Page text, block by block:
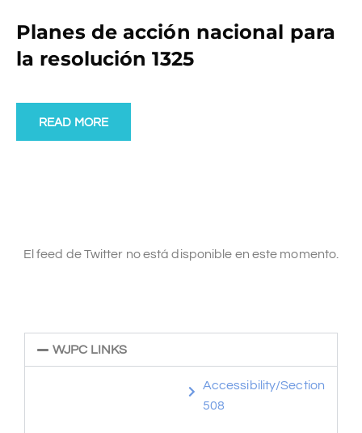
Planes de acción nacional para
la resolución 1325
READ MORE
El feed de Twitter no está disponible en este momento.
WJPC LINKS
Accessibility/Section
508